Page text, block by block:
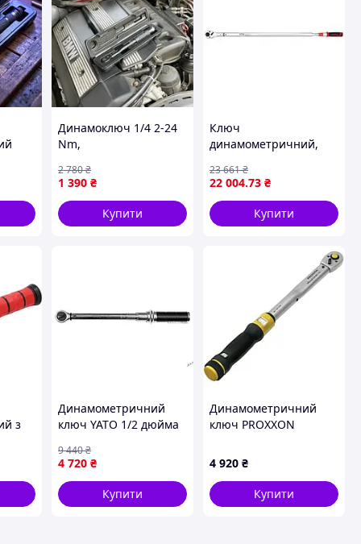
Динамоключ 1/4 2-24
Nm,
ключ ключ, Ключ для
затяжки болтів гбц,
PHN Готово до
відправки
1 390 ₴
2 780₴
Купити
Ключ
динамометричний,
моментів: 150-800 нм
TOPTUL ANBV2480
22 004.73 ₴
23 661₴
Купити
з
Динамометричний
ключ YATO 1/2 дюйма
і завдовжки 260-385
мм для точного
затягування
4 720 ₴
9 440₴
Купити
Динамометричний
ключ PROXXON
23351
4 920 ₴
Купити